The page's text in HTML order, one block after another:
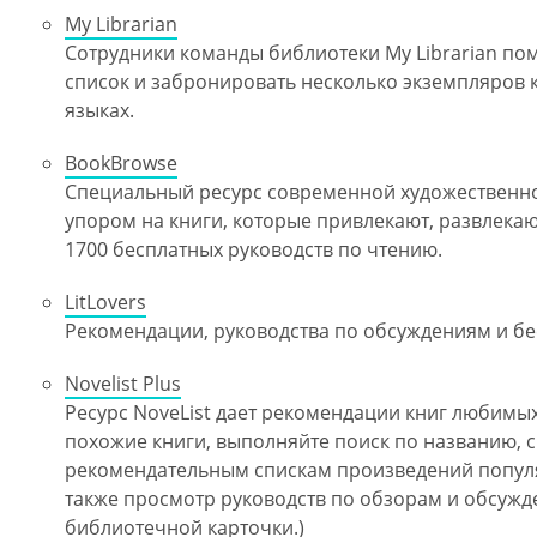
My Librarian
Сотрудники команды библиотеки My Librarian
список и забронировать несколько
языках.
BookBrowse
Специальный ресурс современной
упором на книги, которые привлекают,
1700 бесплатных руководств по чтению.
LitLovers
Рекомендации, руководства по обсуждениям и
Novelist Plus
Ресурс NoveList дает рекомендации книг
похожие книги, выполняйте поиск по названию,
рекомендательным спискам произведений
также просмотр руководств по обзорам и
библиотечной карточки.)